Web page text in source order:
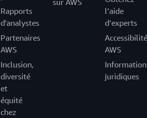
Rapports
d'analystes
Partenaires
AWS
Inclusion,
diversité
et
équité
chez
l’aide
d’experts
Accessibilité
AWS
juridiques